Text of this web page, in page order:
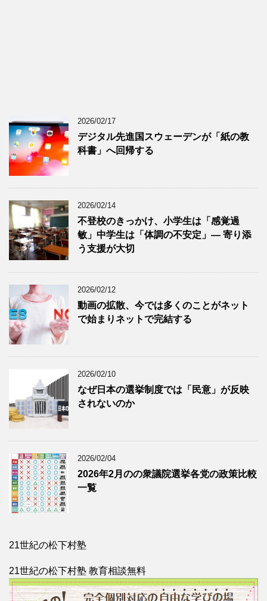
2026/02/17
デジタル先進国スウェーデンが「紙の教
科書」へ回帰する
2026/02/14
不登校のきっかけ、小学生は「感覚過
敏」中学生は「体調の不安定」― 寄り添
う支援が大切
2026/02/12
動画の拡散、今では多くのことがネット
で始まりネットで完結する
2026/02/10
なぜ日本の選挙制度では「民意」が反映
されないのか
2026/02/04
2026年2月のの衆議院選挙各党の政策比較
一覧
21世紀の松下村塾
21世紀の松下村塾 教育相談無料